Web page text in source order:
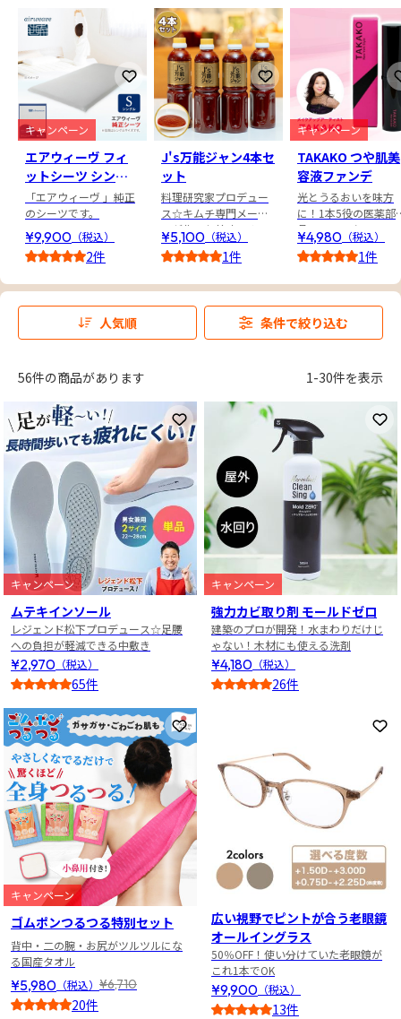
お気に入りに登録
キャンペーン
エアウィーヴ フィ
ットシーツ シング
ル
「エアウィーヴ 」純正
のシーツです。
¥9,900 （税込）
2件
お気に入りに登録
J's万能ジャン4本セ
ット
料理研究家プロデュー
ス☆キムチ専門メーカ
ーが作った美味しさ
¥5,100 （税込）
1件
キャンペーン
TAKAKO つや肌美
容液ファンデ
光とうるおいを味方
に！1本5役の医薬部
品スティックファン
¥4,980 （税込）
1件
人気順 条件で絞り込む
56件の商品があります 1-30件を表示
お気に入りに登録
キャンペーン
ムテキインソール
レジェンド松下プロデュース☆足腰
への負担が軽減できる中敷き
¥2,970 （税込）
65件
お
キャンペーン
強力カビ取り剤 モールドゼロ
建築のプロが開発！水まわりだけじ
ゃない！木材にも使える洗剤
¥4,180 （税込）
26件
お気に入りに登録
キャンペーン
ゴムポンつるつる特別セット
背中・二の腕・お尻がツルツルにな
る国産タオル
¥5,980 （税込） ¥6,710
20件
お
広い視野でピントが合う老眼鏡
オールイングラス
50％OFF！使い分けていた老眼鏡が
これ1本でOK
¥9,900 （税込）
13件